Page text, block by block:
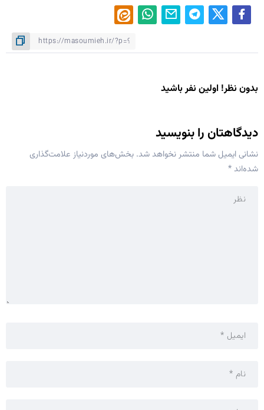
بدون نظر! اولین نفر باشید
دیدگاهتان را بنویسید
نشانی ایمیل شما منتشر نخواهد شد. بخش‌های موردنیاز علامت‌گذاری
شده‌اند*